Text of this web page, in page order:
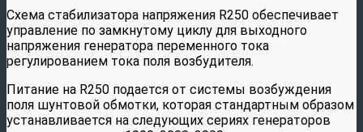
Схема стабилизатора напряжения R250 обеспечивает
управление по замкнутому циклу для выходного
напряжения генератора переменного тока
регулированием тока поля возбудителя.
Питание на R250 подается от системы возбуждения
поля шунтовой обмотки, которая стандартным образом
устанавливается на следующих сериях генераторов